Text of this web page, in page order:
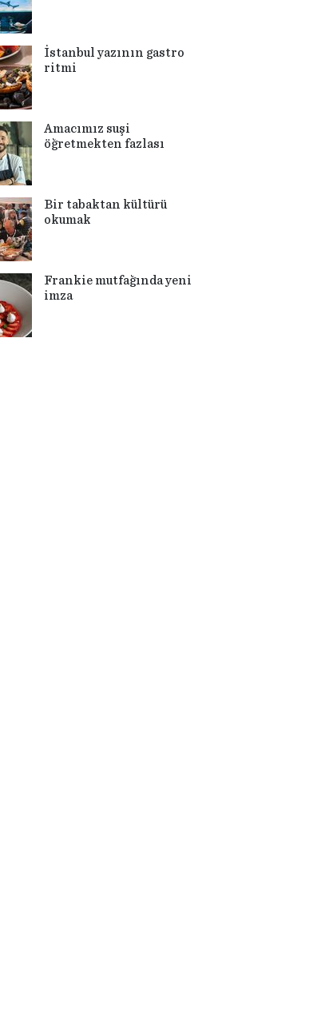
İstanbul yazının gastro
ritmi
Amacımız suşi
öğretmekten fazlası
Bir tabaktan kültürü
okumak
Frankie mutfağında yeni
imza